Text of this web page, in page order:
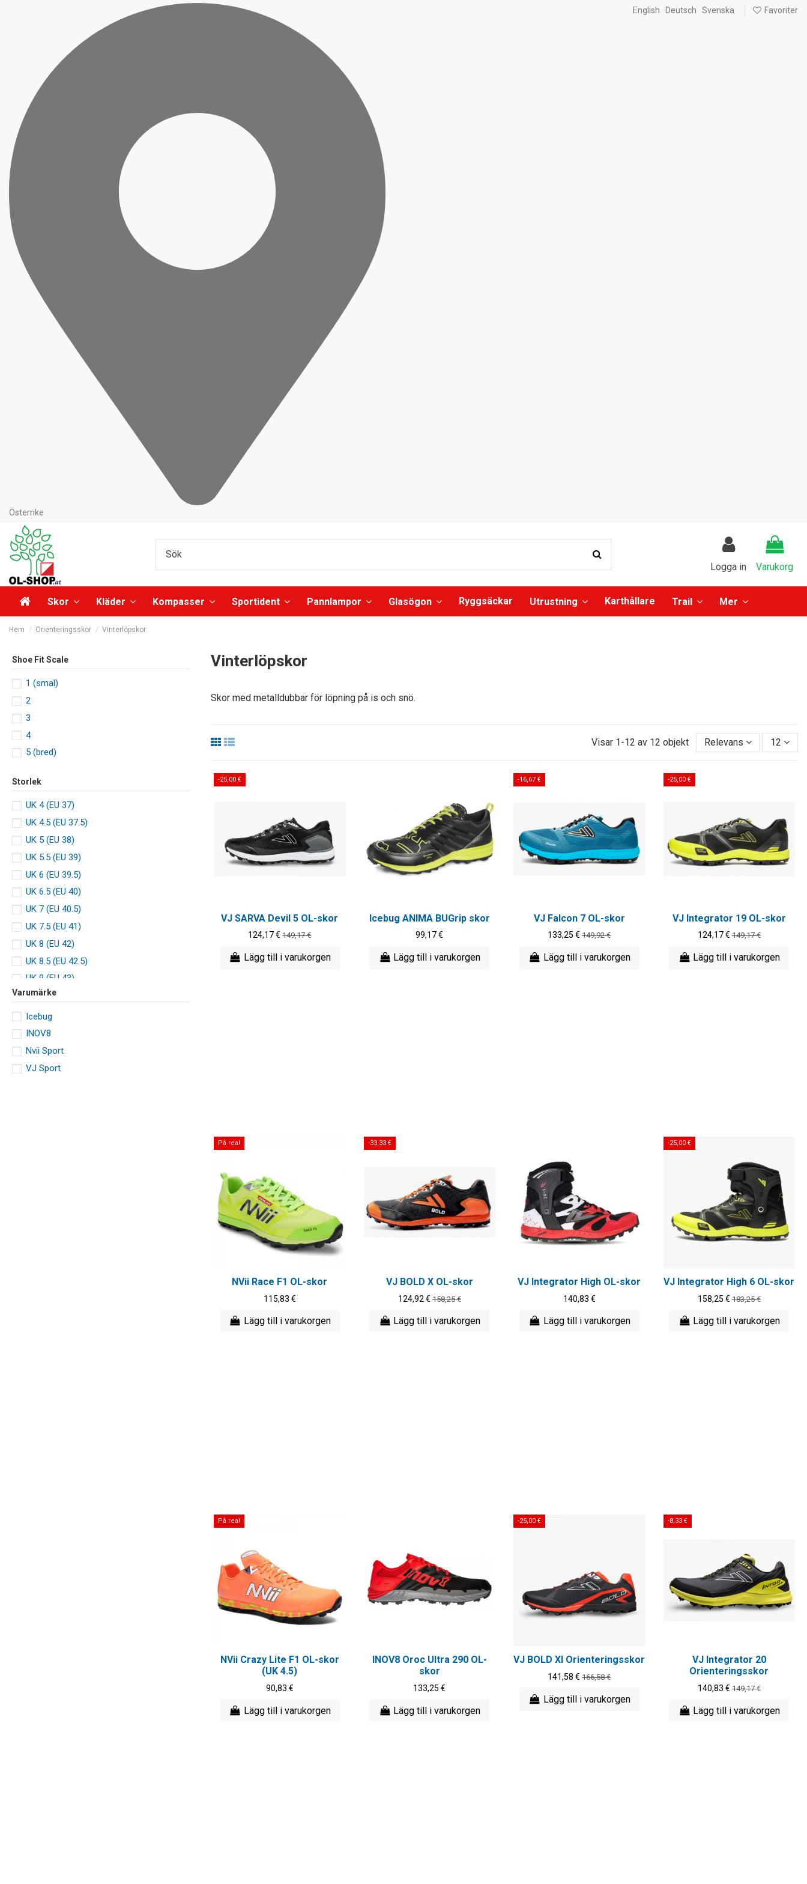
Österrike
English Deutsch Svenska Favoriter
Logga in Varukorg
Skor Kläder Kompasser Sportident Pannlampor Glasögon Ryggsäckar Utrustning Karthållare Trail Mer
Hem Orienteringsskor Vinterlöpskor
Vinterlöpskor
Skor med metalldubbar för löpning på is och snö.
Visar 1-12 av 12 objekt Relevans 12
-25,00 €
VJ SARVA Devil 5 OL-skor
124,17 €149,17 €
Lägg till i varukorgen
Icebug ANIMA BUGrip skor
99,17 €
Lägg till i varukorgen
-16,67 €
VJ Falcon 7 OL-skor
133,25 €149,92 €
Lägg till i varukorgen
-25,00 €
VJ Integrator 19 OL-skor
124,17 €149,17 €
Lägg till i varukorgen
På rea!
NVii Race F1 OL-skor
115,83 €
Lägg till i varukorgen
-33,33 €
VJ BOLD X OL-skor
124,92 €158,25 €
Lägg till i varukorgen
VJ Integrator High OL-skor
140,83 €
Lägg till i varukorgen
-25,00 €
VJ Integrator High 6 OL-skor
158,25 €183,25 €
Lägg till i varukorgen
På rea!
NVii Crazy Lite F1 OL-skor
(UK 4.5)
90,83 €
Lägg till i varukorgen
INOV8 Oroc Ultra 290 OL-
skor
133,25 €
Lägg till i varukorgen
-25,00 €
VJ BOLD XI Orienteringsskor
141,58 €166,58 €
Lägg till i varukorgen
-8,33 €
VJ Integrator 20
Orienteringsskor
140,83 €149,17 €
Lägg till i varukorgen
Shoe Fit Scale
1 (smal)
2
3
4
5 (bred)
Storlek
UK 4 (EU 37)
UK 4.5 (EU 37.5)
UK 5 (EU 38)
UK 5.5 (EU 39)
UK 6 (EU 39.5)
UK 6.5 (EU 40)
UK 7 (EU 40.5)
UK 7.5 (EU 41)
UK 8 (EU 42)
UK 8.5 (EU 42.5)
UK 9 (EU 43)
UK 9.5 (EU 44)
UK 10 (EU 44.5)
UK 10.5 (EU 45)
UK 11 (EU 45.5)
UK 11.5 (EU 46)
Varumärke
Icebug
INOV8
Nvii Sport
VJ Sport